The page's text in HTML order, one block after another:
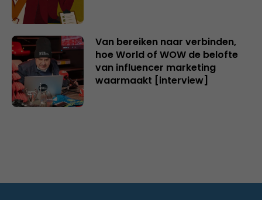
Van bereiken naar verbinden,
hoe World of WOW de belofte
van influencer marketing
waarmaakt [interview]